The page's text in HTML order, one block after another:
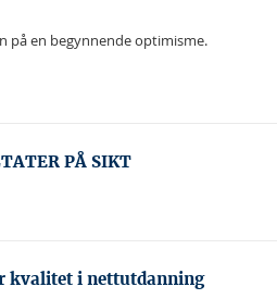
på en begynnende optimisme.
PÅ SIKT
kvalitet i nettutdanning